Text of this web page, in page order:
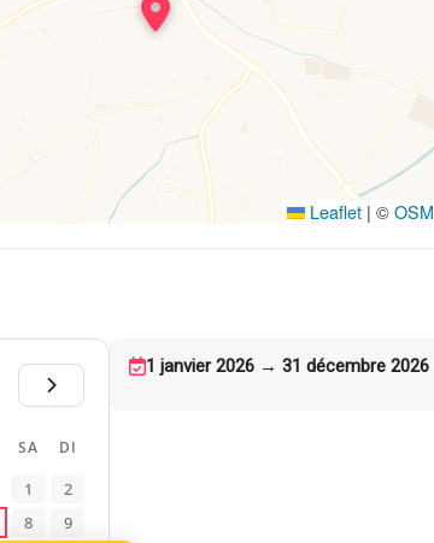
Leaflet | ©OSM
SA DI
1
2
8
9
1 janvier 2026 → 31 décembre 2026